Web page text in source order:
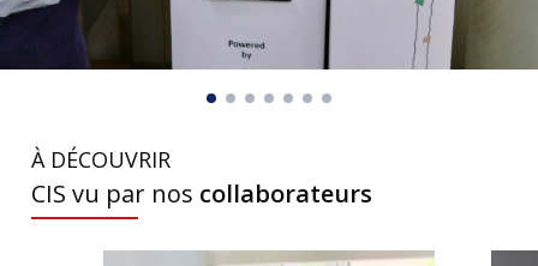
À DÉCOUVRIR
CIS vu par nos collaborateurs